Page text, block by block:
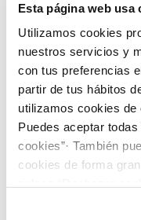
Esta página web usa
Utilizamos cookies
nuestros servicios y
con tus preferencias
partir de tus hábitos
utilizamos cookies
Puedes aceptar
cookies”· También
cookies de forma
para la
tecnológicos,